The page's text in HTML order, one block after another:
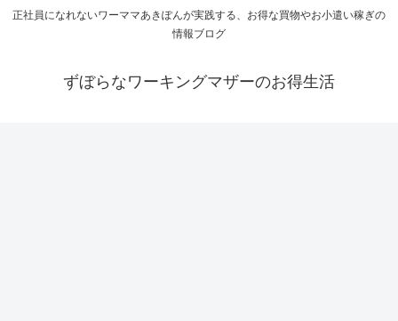
正社員になれないワーママあきぽんが実践する、お得な買物やお小遣い稼ぎの
情報ブログ
ずぼらなワーキングマザーのお得生活